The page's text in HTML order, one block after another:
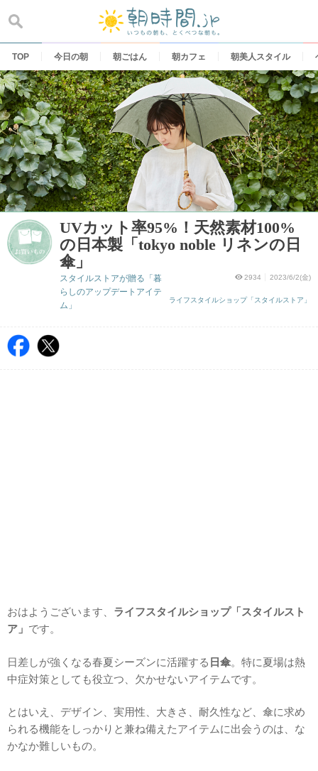
content
TOP 今日の朝 朝ごはん 朝カフェ 朝美人スタイル
UVカット率95%！天然素材100%
の日本製「tokyo noble リネンの日
傘」
2934 2023/6/2(金)
ライフスタイルショップ「スタイルストア」
スタイルストアが贈る「暮
らしのアップデートアイテ
ム」
おはようございます、 ライフスタイルショップ「スタイルスト
ア」 です。
日差しが強くなる春夏シーズンに活躍する 日傘。特に夏場は熱
中症対策としても役立つ、欠かせないアイテムです。
とはいえ、デザイン、実用性、大きさ、耐久性など、傘に求め
られる機能をしっかりと兼ね備えたアイテムに出会うのは、な
かなか難しいもの。